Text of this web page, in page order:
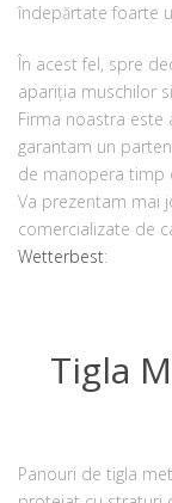
îndepărtate foarte
În acest fel, spre
apariția muschilor
Firma noastra este
garantam un
de manopera timp
Va prezentam mai
comercializate de
Wetterbest:
Tigla
Panouri de tigla